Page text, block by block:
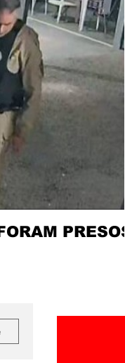
PRESOS